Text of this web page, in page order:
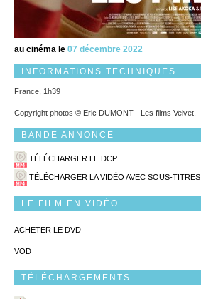
au cinéma le 07 décembre 2022
INFORMATIONS TECHNIQUES
France, 1h39
Copyright photos © Eric DUMONT - Les films Velvet.
BANDE ANNONCE
TÉLÉCHARGER LE DCP
TÉLÉCHARGER LA VIDÉO AVEC SOUS-TITRES
LE FILM EN VIDÉO
ACHETER LE DVD
VOD
TÉLÉCHARGEMENTS